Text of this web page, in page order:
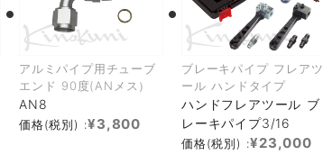
アルミパイプ用チューブ
エンド 90度(ANメス）
AN8
価格(税別) :¥3,800
ブレーキパイプ フレアツ
ール ハンドタイプ
ハンドフレアツール ブ
レーキパイプ3/16
価格(税別) :¥23,000